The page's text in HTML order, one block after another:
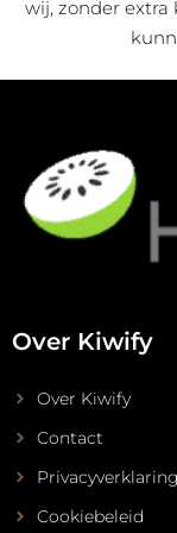
wij, zonder extra
Over Kiwify
Over Kiwify
Contact
Privacyverklaring
Cookiebeleid